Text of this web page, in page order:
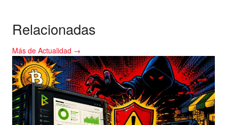
Relacionadas
Más de Actualidad →